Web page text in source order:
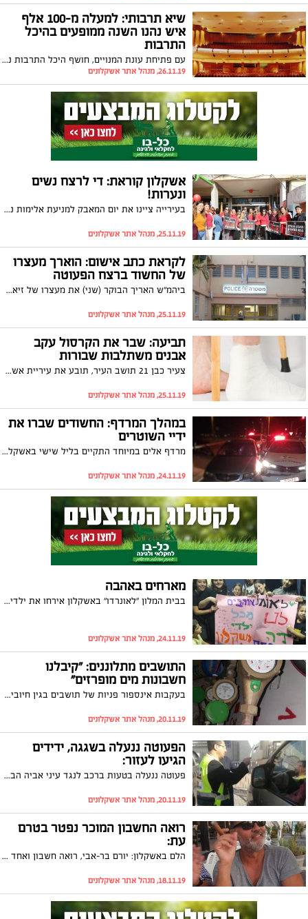
שיא תרבותי: למעלה מ-100 אלף
איש נהנו השנה ממופעים בהיכל
התרבות
עם פתיחת עונת המנויים, חושף היכל התרבות נתונים חדשים וממשיך לשבור שיאים גם במספר המנויים וגם במספר המשתתפים במופעים כאשר השנה נחצה רף ה-100 אלף איש שהגיעו ליהנות מאירועי התרבות המתקיימים בהיכל. "זאת הבעת אמון חסרת תקדים של הציבור בהיכל התרבות", אמרה גלית כהן, מנהלת ההיכל
26.11.19, מנהל אתר אשקלונים
אשקלון קוראת: די לרצח נשים
ונערות!
בעירייה ציינו את יום המאבק למניעת אלימות נגד נשים ובהמשך השבוע ייערך האירוע המרכזי; בתוך כך, המרכז הרב תחומי לטיפול ומניעת אלימות במשפחה מזמין נשים וגברים, כאחד, לקבל טיפול וסיוע מקצועיים
25.11.19, מנהל אתר אשקלונים
לקראת כתב אישום: הוארך מעצרו
של החשוד ברצח הפעוטה
ביהמ"ש האריך הבוקר (שני) את מעצרו של זיאד אל-עביד החשוד כי גרם למותה של פעוטה כבת שנה מאשקלון לאחר שככל הנראה טלטל אותה בחוזקה. המשטרה: "לו חוקרי המשטרה המקצועיים ואספו פרט לפרט, עדות וראיות, על מנת לגבש תשתית בתיק החקירה"
25.11.19, מנהל אתר אשקלונים
תביעה: שבר את הקרסול עקב
אבנים משתלבות שבורות
צעיר כבן 21 תושב העיר, תובע את עיריית אשקלון על כך ששבר את הקרסול עקב אבנים משתלבות בולטות ושבורת ברחוב ההסתדרות. את הצעיר מייצג עו"ד איל כהן
25.11.19, מנהל אתר אשקלונים
במהלך המרדף: החשודים שברו את
ידיי השוטרים
מרדף אלים במיוחד התקיים בליל שישי באשקלון: שני חשודים תושבי הפזורה ניסו להתחמק מהשוטרים והתעמתו איתם עימות אלים במהלכו פגעו בהם פיזית ושברו את ידיהם. מעצרם הוארך בארבעה ימים
24.11.19, מנהל אתר אשקלונים
מארחים באהבה
בבית המלון "לאונרדו" באשקלון אירחו את ילדי קופ"ח לאומית בזמן ימי הלחימה לפעילות הפגתית. הילדים נהנו מסדנאות, ארוחות מפנקות והרבה כיף
24.11.19, מנהל אתר אשקלונים
התושבים מתלוננים: "קיבלנו
חשבונות מים מופרזים"
בעקבות אינספור פניות של תושבים בגין חיובים מופרזים של צריכת מים, התקיים בירור עם מנכ"ל תאגיד מי אשקלון, שי חזוט. הפניות התייחסו לחיובי מים מופרזים בגין החודשיים האחרונים, הסיבה לדברי התאגיד טמונה "בשימוש המאסיבי במים בחודשי הקיץ"
20.11.19, מנהל אתר אשקלונים
הפעוטה ננעלה בשגגה, ידידים
הגיעו לעזור:
פעוטה ננעלה בטעות ברכב לנגד עיני אביה הבוקר (רביעי) באשקלון. האב פנה מיד לידידים ואלו פתחו את הרכב במהרה. הרב ליאור וקנין: "זו קריאה שנייה מתחילת הבוקר לחילוץ ילד שננעל ברכב בעיר"
20.11.19, מנהל אתר אשקלונים
רואה החשבון המוכר נפטר בטרם
עת:
הלם באשקלון: יורם בר-אבי, רואה חשבון ואחד מהאנשים היותר מוכרים בעיר, נפטר אמש (שני) במפתיע והוא בן 58 בלבד. מועד הלווייתו נקבע ליום רביעי בשעה 14:00
18.11.19, מנהל אתר אשקלונים